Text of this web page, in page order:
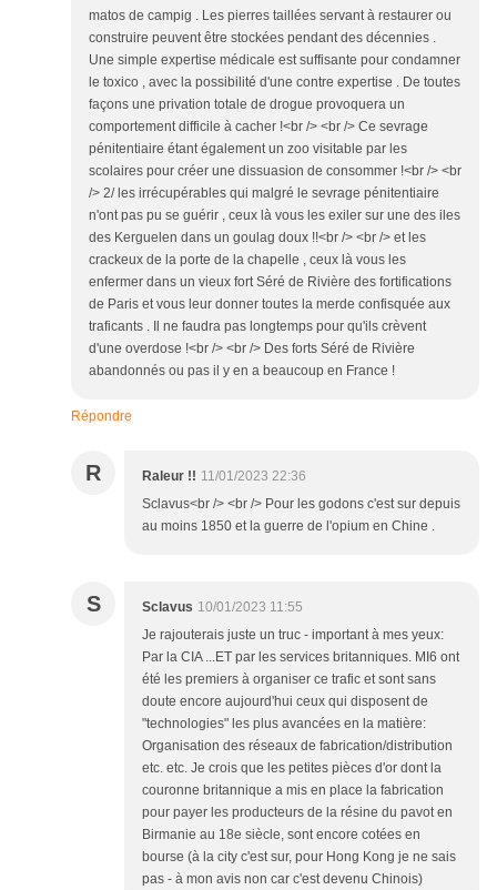
matos de campig . Les pierres taillées servant à restaurer ou
construire peuvent être stockées pendant des décennies .
Une simple expertise médicale est suffisante pour condamner
le toxico , avec la possibilité d'une contre expertise . De toutes
façons une privation totale de drogue provoquera un
comportement difficile à cacher !<br /> <br /> Ce sevrage
pénitentiaire étant également un zoo visitable par les
scolaires pour créer une dissuasion de consommer !<br /> <br
/> 2/ les irrécupérables qui malgré le sevrage pénitentiaire
n'ont pas pu se guérir , ceux là vous les exiler sur une des iles
des Kerguelen dans un goulag doux !!<br /> <br /> et les
crackeux de la porte de la chapelle , ceux là vous les
enfermer dans un vieux fort Séré de Rivière des fortifications
de Paris et vous leur donner toutes la merde confisquée aux
traficants . Il ne faudra pas longtemps pour qu'ils crèvent
d'une overdose !<br /> <br /> Des forts Séré de Rivière
abandonnés ou pas il y en a beaucoup en France !
Répondre
R Raleur !! 11/01/2023 22:36
Sclavus<br /> <br /> Pour les godons c'est sur depuis
au moins 1850 et la guerre de l'opium en Chine .
S Sclavus 10/01/2023 11:55
Je rajouterais juste un truc - important à mes yeux:
Par la CIA ...ET par les services britanniques. MI6 ont
été les premiers à organiser ce trafic et sont sans
doute encore aujourd'hui ceux qui disposent de
"technologies" les plus avancées en la matière:
Organisation des réseaux de fabrication/distribution
etc. etc. Je crois que les petites pièces d'or dont la
couronne britannique a mis en place la fabrication
pour payer les producteurs de la résine du pavot en
Birmanie au 18e siècle, sont encore cotées en
bourse (à la city c'est sur, pour Hong Kong je ne sais
pas - à mon avis non car c'est devenu Chinois)